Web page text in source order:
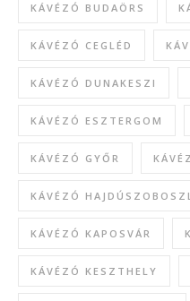
KÁVÉZÓ BUDAÖRS
KÁVÉZÓ CEGLÉD
KÁVÉZÓ DUNAKESZI
KÁVÉZÓ ESZTERGOM
KÁVÉZÓ GYŐR
KÁVÉZÓ
KÁVÉZÓ KAPOSVÁR
KÁVÉZÓ KESZTHELY